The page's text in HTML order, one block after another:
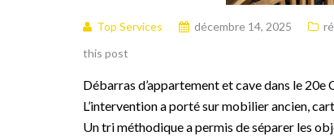
Top Services décembre 14, 2025
this post
Débarras d’appartement et cave dans le
L’intervention a porté sur mobilier ancien,
Un tri méthodique a permis de séparer les